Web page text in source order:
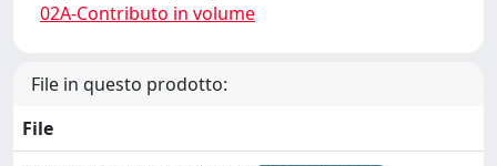
02A-Contributo in volume
File in questo prodotto:
File